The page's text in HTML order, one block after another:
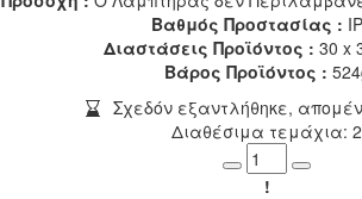
Βαθμός Προστασίας :
Διαστάσεις Προϊόντος : 30 x
Βάρος Προϊόντος :
Σχεδόν εξαντλήθηκε,
Διαθέσιμα τεμάχια: 2
Minus
Plus
!